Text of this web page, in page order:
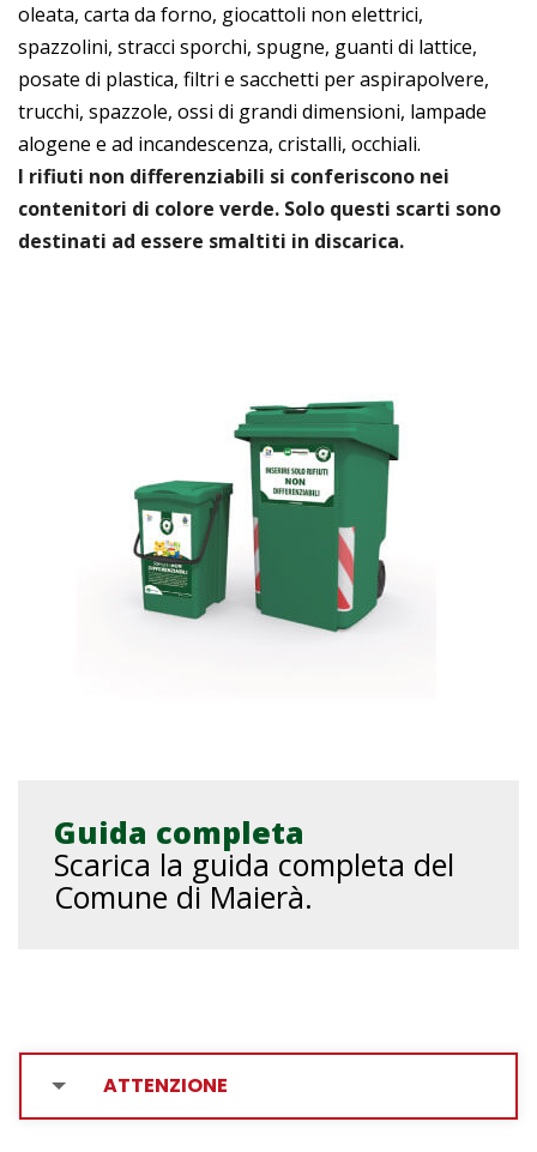
oleata, carta da forno, giocattoli non elettrici,
spazzolini, stracci sporchi, spugne, guanti di lattice,
posate di plastica, filtri e sacchetti per aspirapolvere,
trucchi, spazzole, ossi di grandi dimensioni, lampade
alogene e ad incandescenza, cristalli, occhiali.
I rifiuti non differenziabili si conferiscono nei
contenitori di colore verde. Solo questi scarti sono
destinati ad essere smaltiti in discarica.
Guida completa
Scarica la guida completa del
Comune di Maierà.
ATTENZIONE